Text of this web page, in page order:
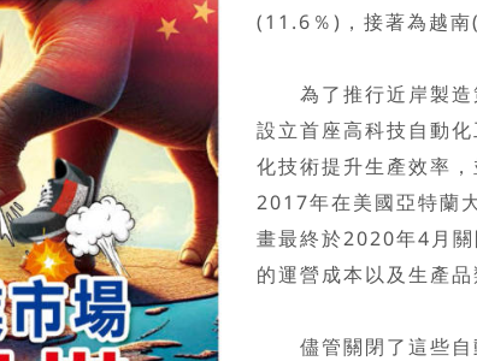
(11.6％)，接著為越
為了推行近岸製造
設立首座高科技自動
化技術提升生產效率
2017年在美國亞特蘭
畫最終於2020年4月
的運營成本以及生產品
儘管關閉了這些自